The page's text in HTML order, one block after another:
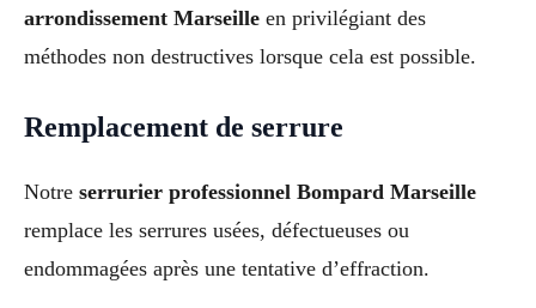
arrondissement Marseille en privilégiant des
méthodes non destructives lorsque cela est possible.
Remplacement de serrure
Notre serrurier professionnel Bompard Marseille
remplace les serrures usées, défectueuses ou
endommagées après une tentative d’effraction.